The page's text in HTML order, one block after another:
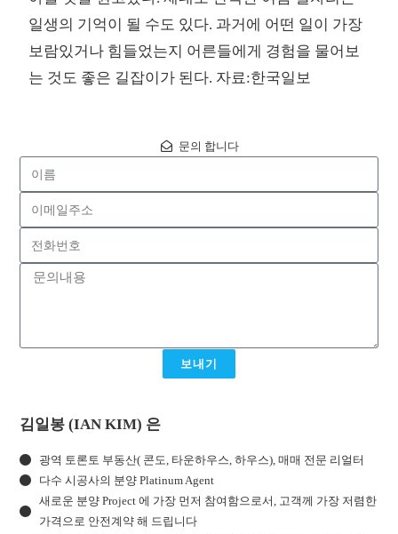
일생의 기억이 될 수도 있다. 과거에 어떤 일이 가장
보람있거나 힘들었는지 어른들에게 경험을 물어보
는 것도 좋은 길잡이가 된다. 자료:한국일보
문의 합니다
보내기
김일봉 (IAN KIM) 은
광역 토론토 부동산( 콘도, 타운하우스, 하우스), 매매 전문 리얼터
다수 시공사의 분양 Platinum Agent
새로운 분양 Project 에 가장 먼저 참여함으로서, 고객께 가장 저렴한
가격으로 안전계약 해 드립니다